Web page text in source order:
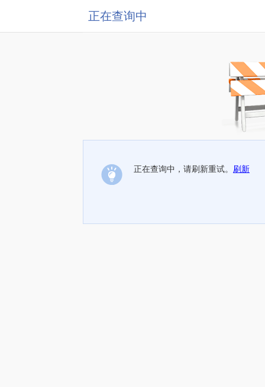
正在查询中
正在查询中，请刷新重试。 刷新